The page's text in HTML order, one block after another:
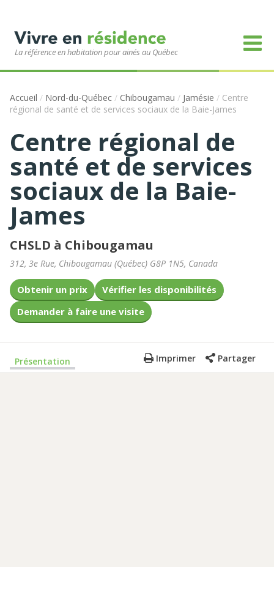
La référence en habitation pour ainés au Québec
Accueil / Nord-du-Québec / Chibougamau / Jamésie / Centre
régional de santé et de services sociaux de la Baie-James
Centre régional de
santé et de services
sociaux de la Baie-
James
CHSLD à Chibougamau
312, 3e Rue, Chibougamau (Québec) G8P 1N5, Canada
Obtenir un prix
Vérifier les disponibilités
Demander à faire une visite
Présentation Imprimer Partager